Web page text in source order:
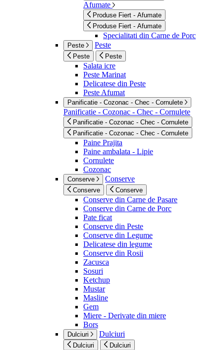
Afumate
Produse Fiert - Afumate
Produse Fiert - Afumate
Specialitati din Carne de Porc
Peste Peste
Peste Peste
Salata icre
Peste Marinat
Delicatese din Peste
Peste Afumat
Panificatie - Cozonac - Chec - Cornulete
Panificatie - Cozonac - Chec - Cornulete
Panificatie - Cozonac - Chec - Cornulete
Panificatie - Cozonac - Chec - Cornulete
Paine Prajita
Paine ambalata - Lipie
Cornulete
Cozonac
Conserve Conserve
Conserve Conserve
Conserve din Carne de Pasare
Conserve din Carne de Porc
Pate ficat
Conserve din Peste
Conserve din Legume
Delicatese din legume
Conserve din Rosii
Zacusca
Sosuri
Ketchup
Mustar
Masline
Gem
Miere - Derivate din miere
Bors
Dulciuri Dulciuri
Dulciuri Dulciuri